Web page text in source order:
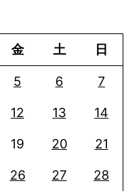
金 土 日
5 6 7
12 13 14
19 20 21
26 27 28